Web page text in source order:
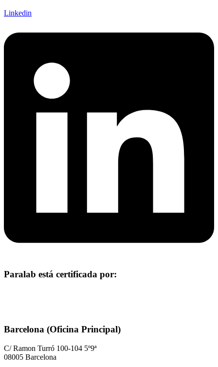
Linkedin
Paralab está certificada por:
Barcelona (Oficina Principal)
C/ Ramon Turró 100-104 5º9ª
08005 Barcelona